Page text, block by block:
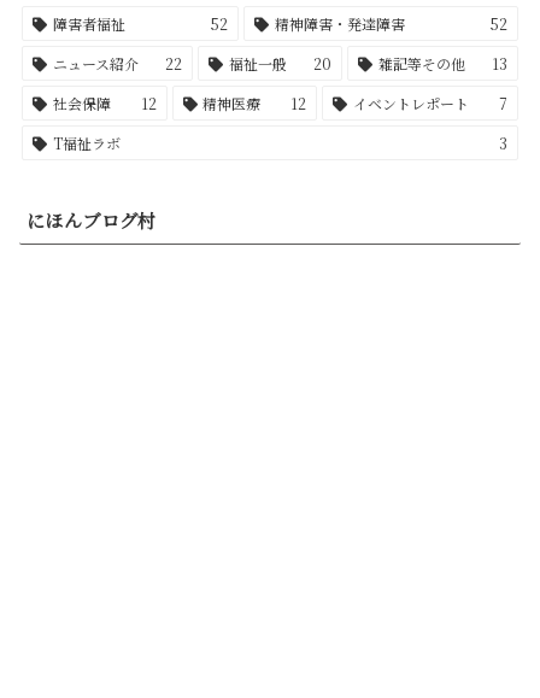
障害者福祉 52 精神障害・発達障害
52
ニュース紹介
22 福祉一般 20 雑記等その他
13
社会保障
12 精神医療 12 イベントレポート
7
T福祉ラボ
3
にほんブログ村